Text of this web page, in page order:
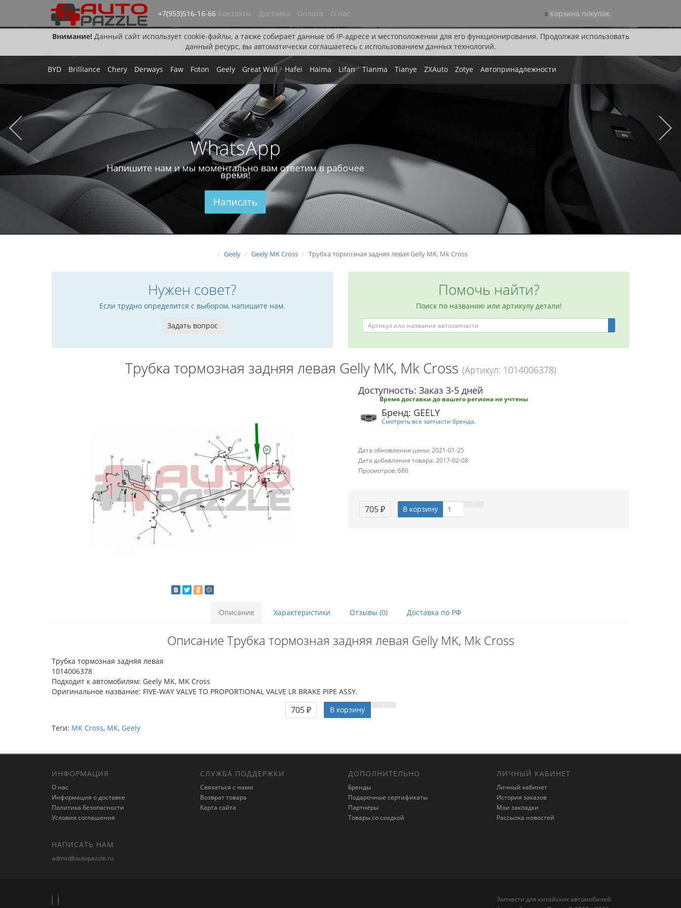
Внимание!Данный сайт использует cookie-файлы, а также собирает данные об IP-адресе и местоположении для его функционирования. Продолжая использовать
данный ресурс, вы автоматически соглашаетесь с использованием данных технологий.
+7(953)516-16-66 Контакты Доставка Оплата О нас 0 Корзина покупок.
BYD Brilliance Chery Derways Faw Foton Geely Great Wall Hafei Haima Lifan Tianma Tianye ZXAuto Zotye Автопринадлежности
WhatsApp
Напишите нам и мы моментально вам ответим в рабочее
время!
Написать
Geely Geely MK Cross Трубка тормозная задняя левая Gelly MK, Mk Cross
Нужен совет?
Если трудно определится с выбором, напишите нам.
Задать вопрос
Помочь найти?
Поиск по названию или артикулу детали!
Трубка тормозная задняя левая Gelly MK, Mk Cross (Артикул: 1014006378)
Доступность: Заказ 3-5 дней
Время доставки до вашего региона не учтены
Бренд: GEELY
Смотреть все запчасти бренда.
Дата обновления цены: 2021-01-25
Дата добавления товара: 2017-02-08
Просмотров: 686
705 ₽ В корзину
Описание Характеристики Отзывы (0) Доставка по РФ
Описание Трубка тормозная задняя левая Gelly MK, Mk Cross
Трубка тормозная задняя левая
1014006378
Подходит к автомобилям: Geely MK, MK Cross
Оригинальное название: FIVE-WAY VALVE TO PROPORTIONAL VALVE LR BRAKE PIPE ASSY.
705 ₽
В корзину
Теги: MK Cross, MK, Geely
ИНФОРМАЦИЯ
О нас
Информация о доставке
Политика безопасности
Условия соглашения
СЛУЖБА ПОДДЕРЖКИ
Связаться с нами
Возврат товара
Карта сайта
ДОПОЛНИТЕЛЬНО
Бренды
Подарочные сертификаты
Партнёры
Товары со скидкой
ЛИЧНЫЙ КАБИНЕТ
Личный кабинет
История заказов
Мои закладки
Рассылка новостей
НАПИСАТЬ НАМ
admin@autopazzle.ru
Запчасти для китайских автомобилей